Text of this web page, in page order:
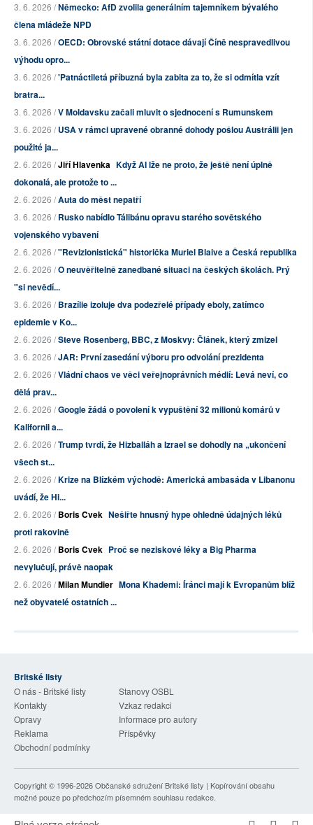
3. 6. 2026 /Německo: AfD zvolila generálním tajemníkem bývalého
člena mládeže NPD
3. 6. 2026 /OECD: Obrovské státní dotace dávají Číně nespravedlivou
výhodu opro...
3. 6. 2026 /'Patnáctiletá příbuzná byla zabita za to, že si odmítla vzít
bratra...
3. 6. 2026 /V Moldavsku začali mluvit o sjednocení s Rumunskem
3. 6. 2026 /USA v rámci upravené obranné dohody pošlou Austrálii jen
použité ja...
2. 6. 2026 /Jiří Hlavenka Když AI lže ne proto, že ještě není úplně
dokonalá, ale protože to ...
2. 6. 2026 /Auta do měst nepatří
3. 6. 2026 /Rusko nabídlo Tálibánu opravu starého sovětského
vojenského vybavení
2. 6. 2026 /"Revizionistická" historička Muriel Blaive a Česká republika
2. 6. 2026 /O neuvěřitelně zanedbané situaci na českých školách. Prý
"si nevědí...
3. 6. 2026 /Brazílie izoluje dva podezřelé případy eboly, zatímco
epidemie v Ko...
2. 6. 2026 /Steve Rosenberg, BBC, z Moskvy: Článek, který zmizel
3. 6. 2026 /JAR: První zasedání výboru pro odvolání prezidenta
2. 6. 2026 /Vládní chaos ve věci veřejnoprávních médií: Levá neví, co
dělá prav...
2. 6. 2026 /Google žádá o povolení k vypuštění 32 milionů komárů v
Kalifornii a...
2. 6. 2026 /Trump tvrdí, že Hizballáh a Izrael se dohodly na „ukončení
všech st...
2. 6. 2026 /Krize na Blízkém východě: Americká ambasáda v Libanonu
uvádí, že Hi...
2. 6. 2026 /Boris Cvek Nešiřte hnusný hype ohledně údajných léků
proti rakovině
2. 6. 2026 /Boris Cvek Proč se neziskové léky a Big Pharma
nevylučují, právě naopak
2. 6. 2026 /Milan Mundier Mona Khademi: Íránci mají k Evropanům blíž
než obyvatelé ostatních ...
Britské listy
O nás - Britské listy
Stanovy OSBL
Kontakty
Vzkaz redakci
Opravy
Informace pro autory
Reklama
Příspěvky
Obchodní podmínky
Copyright © 1996-2026Občanské sdružení Britské listy | Kopírování obsahu
možné pouze po předchozím písemném souhlasu redakce.